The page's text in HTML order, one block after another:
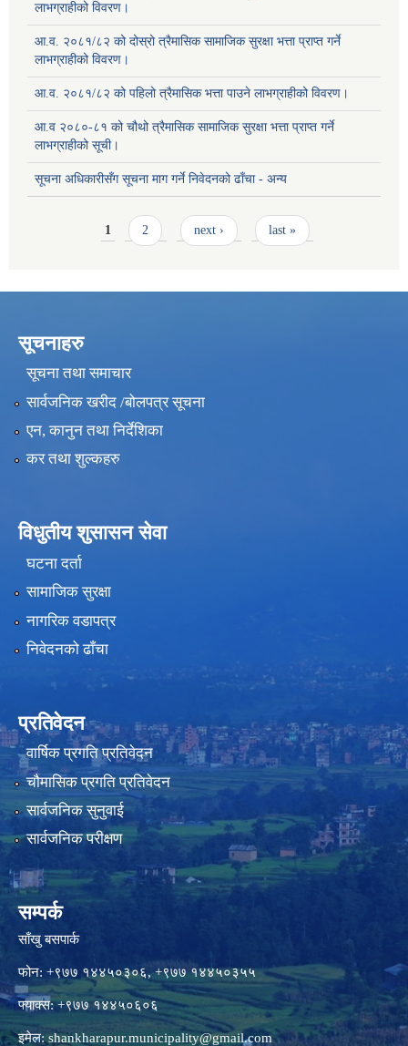
लाभग्राहीको विवरण।
आ.व. २०८१/८२ को दोस्रो त्रैमासिक सामाजिक सुरक्षा भत्ता प्राप्त गर्ने
लाभग्राहीको विवरण।
आ.व. २०८१/८२ को पहिलो त्रैमासिक भत्ता पाउने लाभग्राहीको विवरण।
आ.व २०८०-८१ को चौथो त्रैमासिक सामाजिक सुरक्षा भत्ता प्राप्त गर्ने
लाभग्राहीको सूची।
सूचना अधिकारीसँग सूचना माग गर्ने निवेदनको ढाँचा - अन्य
1 2 next › last »
सूचनाहरु
सूचना तथा समाचार
सार्वजनिक खरीद /बोलपत्र सूचना
एन, कानुन तथा निर्देशिका
कर तथा शुल्कहरु
विधुतीय शुसासन सेवा
घटना दर्ता
सामाजिक सुरक्षा
नागरिक वडापत्र
निवेदनको ढाँचा
प्रतिवेदन
वार्षिक प्रगति प्रतिवेदन
चौमासिक प्रगति प्रतिवेदन
सार्वजनिक सुनुवाई
सार्वजनिक परीक्षण
सम्पर्क
साँखु बसपार्क
फोन: +९७७ १४४५०३०६, +९७७ १४४५०३५५
फ्याक्स: +९७७ १४४५०६०६
इमेल:shankharapur.municipality@gmail.com